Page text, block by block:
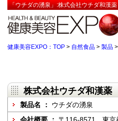
「ウチダの湧泉」:株式会社ウチダ和漢
健康美容EXPO：TOP > 自然食品 > 製品 >
株式会社ウチダ和漢薬
製品名 ： ウチダの湧泉